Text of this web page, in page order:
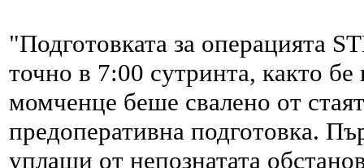
"Подготовката за операцията
точно в 7:00 сутринта, както
момченце беше свалено от
предоперативна подготовка.
уплаши от непознатата